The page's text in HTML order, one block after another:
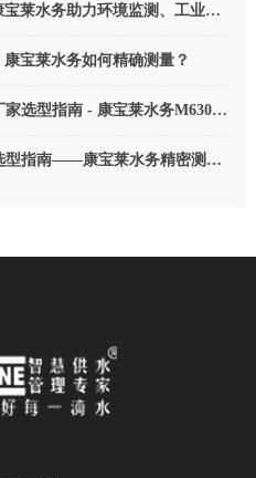
多参数水质分析仪生产厂家 - 康宝莱水务助力环境监测、工业污水排放计量
宝莱水务如何精确测量？
国内微小口径流量计品牌生产厂家选型指南 - 康宝莱水务M6300系列微小口径流量计
液体涡轮流量计品牌生产厂家选型指南——康宝莱水务精密测量的秘密